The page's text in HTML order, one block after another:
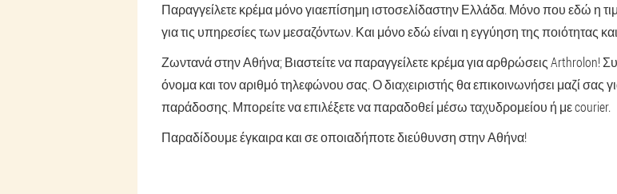
Παραγγείλετε κρέμα μόνο γιαεπίσημη ιστοσελίδαστην Ελλάδα. Μόνο που εδώ η
για τις υπηρεσίες των μεσαζόντων. Και μόνο εδώ είναι η εγγύηση της ποιότητας
Ζωντανά στην Αθήνα; Βιαστείτε να παραγγείλετε κρέμα για αρθρώσεις Arthrolon!
όνομα και τον αριθμό τηλεφώνου σας. Ο διαχειριστής θα επικοινωνήσει μαζί σας
παράδοσης. Μπορείτε να επιλέξετε να παραδοθεί μέσω ταχυδρομείου ή με courier.
Παραδίδουμε έγκαιρα και σε οποιαδήποτε διεύθυνση στην Αθήνα!